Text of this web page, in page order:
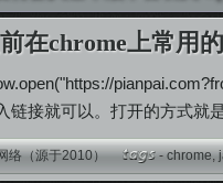
在chrome上常用
链接就可以。打开的方式就
络（源于2010） -chrome,